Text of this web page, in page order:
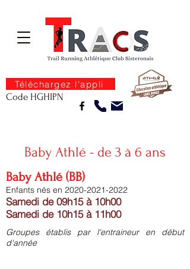
Téléchargez l'appli
Code HGHIPN
Se connecter
Baby Athlé - de 3 à 6 ans
Baby Athlé (BB)
Enfants nés en 2020-2021-2022
Samedi de 09h15 à 10h00
Samedi de 10h15 à 11h00
Groupes établis par l'entraineur en début
d'année